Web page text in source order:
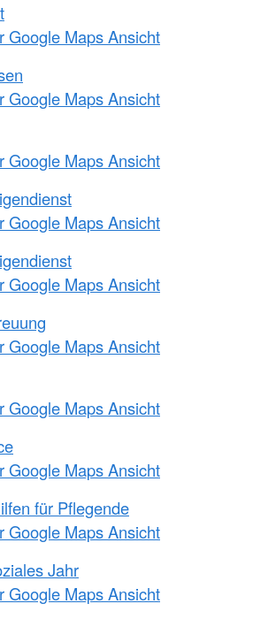
Google Maps Ansicht
Google Maps Ansicht
Google Maps Ansicht
Google Maps Ansicht
Google Maps Ansicht
Google Maps Ansicht
Google Maps Ansicht
Google Maps Ansicht
für Pflegende
Google Maps Ansicht
Jahr
Google Maps Ansicht